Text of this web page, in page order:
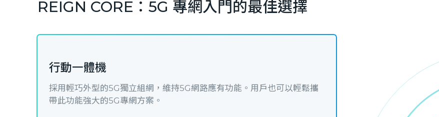
REIGN CORE：5G 專網入門的最佳選擇
行動一體機
採用輕巧外型的5G獨立組網，維持5G網路應有功能。用戶也可以輕鬆攜
帶此功能強大的5G專網方案。